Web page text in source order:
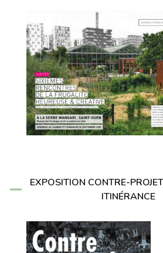
EXPOSITION CONTRE-
ITINÉRANCE